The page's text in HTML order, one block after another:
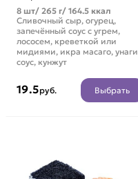
8 шт/ 265 г/ 164.5 ккал
Сливочный сыр, огурец,
запечённый соус с угрем,
лососем, креветкой или
мидиями, икра масаго, унаги
соус, кунжут
19.5руб. Выбрать